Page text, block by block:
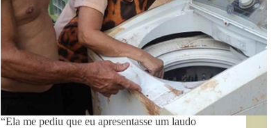
“Ela me pediu que eu apresentasse um laudo